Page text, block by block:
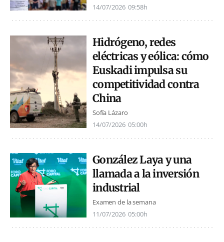
14/07/2026 09:58h
Hidrógeno, redes
eléctricas y eólica: cómo
Euskadi impulsa su
competitividad contra
China
Sofía Lázaro
14/07/2026 05:00h
González Laya y una
llamada a la inversión
industrial
Examen de la semana
11/07/2026 05:00h